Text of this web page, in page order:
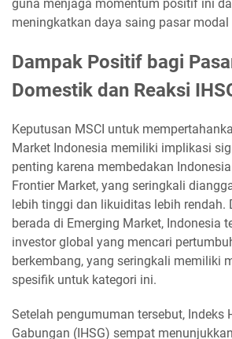
guna menjaga momentum positif ini
meningkatkan daya saing pasar modal
Dampak Positif bagi
Domestik dan Reaksi
Keputusan MSCI untuk
Market Indonesia memiliki implikasi
penting karena membedakan
Frontier Market, yang seringkali
lebih tinggi dan likuiditas lebih rendah.
berada di Emerging Market, Indonesia
investor global yang mencari
berkembang, yang seringkali memiliki
spesifik untuk kategori ini.
Setelah pengumuman tersebut, Indeks
Gabungan (IHSG) sempat